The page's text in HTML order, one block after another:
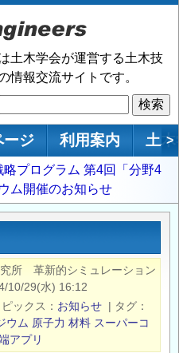
土木学会が運営する土木技
情報交流サイトです。
索
ージ 利用案内 土 >
プログラム 第4回「分野4
ム開催のお知らせ
所 革新的シミュレーション
10/29(水) 16:12
ピックス お知らせ | タグ
ウム 原子力 材料 スーパーコ
アプリ